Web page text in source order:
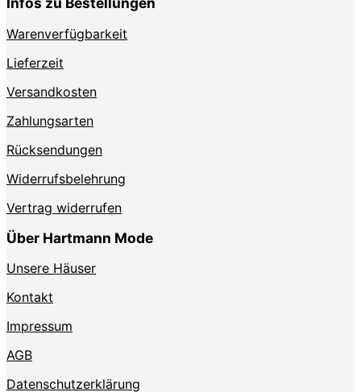
Warenverfügbarkeit
Lieferzeit
Versandkosten
Zahlungsarten
Rücksendungen
Widerrufsbelehrung
Vertrag widerrufen
Über Hartmann Mode
Unsere Häuser
Kontakt
Impressum
AGB
Datenschutzerklärung